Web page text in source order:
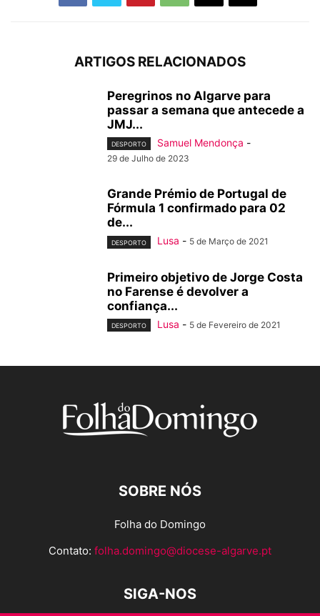
ARTIGOS RELACIONADOS
Peregrinos no Algarve para
passar a semana que antecede a
JMJ...
DESPORTO Samuel Mendonça -
29 de Julho de 2023
Grande Prémio de Portugal de
Fórmula 1 confirmado para 02
de...
DESPORTO Lusa - 5 de Março de 2021
Primeiro objetivo de Jorge Costa
no Farense é devolver a
confiança...
DESPORTO Lusa - 5 de Fevereiro de 2021
SOBRE NÓS
Folha do Domingo
Contato: folha.domingo@diocese-algarve.pt
SIGA-NOS